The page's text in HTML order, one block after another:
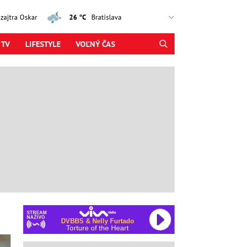
Oskar 26 °C
LIFESTYLE VOĽNÝ ČAS
STREAM
NAŽIVO
DVBBS & Nelly Furtado
Torture of the Heart